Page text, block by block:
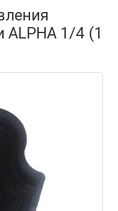
ALPHA 1/4 (1